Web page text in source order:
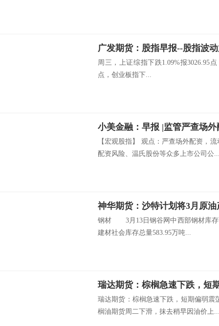
广发期货：股指早报--股指波动
周三，上证综指下跌1.09%报3026.95
点，创业板指下...
小美金融：早报 |监管严查场
【宏观股指】 观点：严查场外配资，
配资风险、温氏股份等众多上市公司公
钢材 3月13日钢谷网中西部钢材库存
建材社会库存总量583.95万吨...
瑞达期货：棕榈急速下跌，短
瑞达期货：棕榈急速下跌，短期偏弱震
榈油期货周二下滑，抹去稍早因油价上